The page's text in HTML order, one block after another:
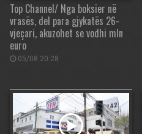
Top Channel/ Nga boksier në
vrasës, del para gjykatës 26-
vjeçari, akuzohet se vodhi mln
euro
05/08 20:28